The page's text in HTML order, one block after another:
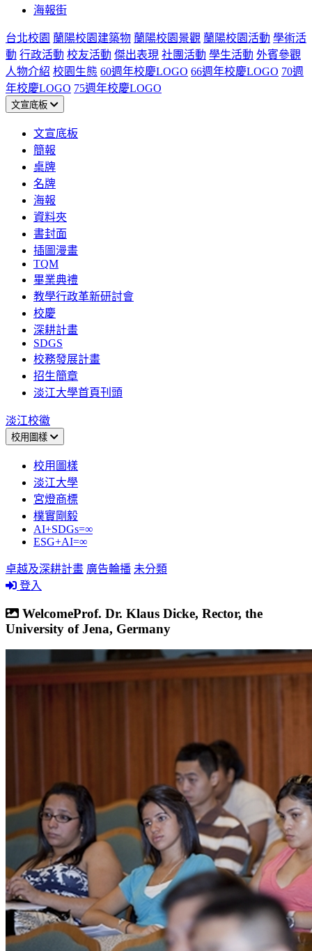
海報街
台北校園 蘭陽校園建築物 蘭陽校園景觀 蘭陽校園活動 學術活
動 行政活動 校友活動 傑出表現 社團活動 學生活動 外賓參觀
人物介紹 校園生態 60週年校慶LOGO 66週年校慶LOGO 70週
年校慶LOGO 75週年校慶LOGO
文宣底板
文宣底板
簡報
桌牌
名牌
海報
資料夾
書封面
插圖漫畫
TQM
畢業典禮
教學行政革新研討會
校慶
深耕計畫
SDGS
校務發展計畫
招生簡章
淡江大學首頁刊頭
淡江校徽
校用圖樣
校用圖樣
淡江大學
宮燈商標
樸實剛毅
AI+SDGs=∞
ESG+AI=∞
卓越及深耕計畫 廣告輪播 未分類
登入
WelcomeProf. Dr. Klaus Dicke, Rector, the
University of Jena, Germany